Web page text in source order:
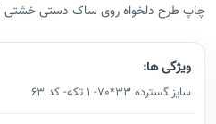
چاپ طرح دلخواه روی ساک دستی خشتی (مربع)
ویژگی ها:
سایز گسترده 33*70- 1 تکه- کد 63